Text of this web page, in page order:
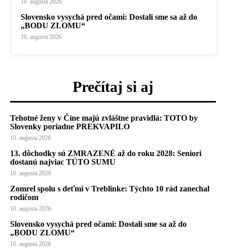
10. augusta 2026
Slovensko vysychá pred očami: Dostali sme sa až do
„BODU ZLOMU“
10. augusta 2026
Prečítaj si aj
Tehotné ženy v Číne majú zvláštne pravidlá: TOTO by
Slovenky poriadne PREKVAPILO
10. augusta 2026
13. dôchodky sú ZMRAZENÉ až do roku 2028: Seniori
dostanú najviac TÚTO SUMU
10. augusta 2026
Zomrel spolu s deťmi v Treblinke: Týchto 10 rád zanechal
rodičom
10. augusta 2026
Slovensko vysychá pred očami: Dostali sme sa až do
„BODU ZLOMU“
10. augusta 2026